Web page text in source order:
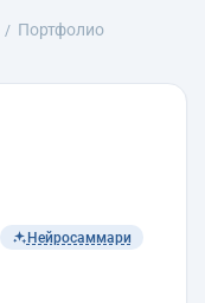
Портфолио
Нейросаммари